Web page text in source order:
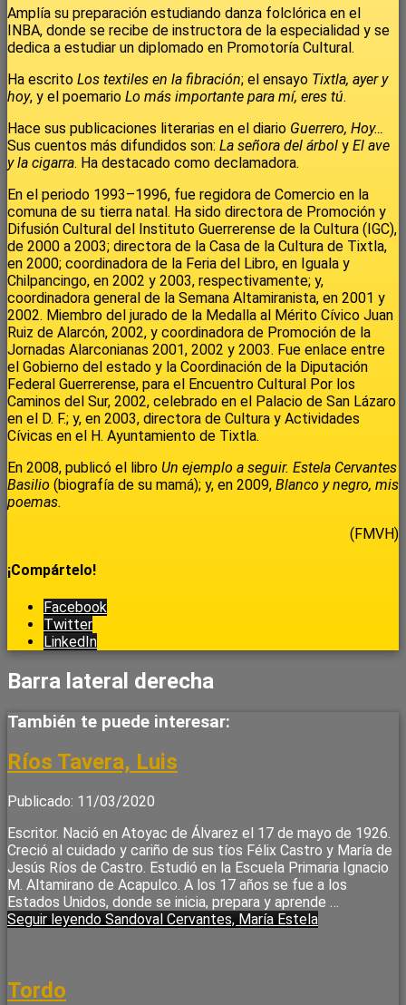
Amplía su preparación estudiando danza folclórica en el
INBA, donde se recibe de instructora de la especialidad y se
dedica a estudiar un diplomado en Promotoría Cultural.
Ha escrito Los textiles en la fibración; el ensayo Tixtla, ayer y
hoy, y el poemario Lo más importante para mí, eres tú.
Hace sus publicaciones literarias en el diario Guerrero, Hoy…
Sus cuentos más difundidos son: La señora del árbol y El ave
y la cigarra. Ha destacado como declamadora.
En el periodo 1993–1996, fue regidora de Comercio en la
comuna de su tierra natal. Ha sido directora de Promoción y
Difusión Cultural del Instituto Guerrerense de la Cultura (IGC),
de 2000 a 2003; directora de la Casa de la Cultura de Tixtla,
en 2000; coordinadora de la Feria del Libro, en Iguala y
Chilpancingo, en 2002 y 2003, respectivamente; y,
coordinadora general de la Semana Altamiranista, en 2001 y
2002. Miembro del jurado de la Medalla al Mérito Cívico Juan
Ruiz de Alarcón, 2002, y coordinadora de Promoción de la
Jornadas Alarconianas 2001, 2002 y 2003. Fue enlace entre
el Gobierno del estado y la Coordinación de la Diputación
Federal Guerrerense, para el Encuentro Cultural Por los
Caminos del Sur, 2002, celebrado en el Palacio de San Lázaro
en el D. F.; y, en 2003, directora de Cultura y Actividades
Cívicas en el H. Ayuntamiento de Tixtla.
En 2008, publicó el libro Un ejemplo a seguir. Estela Cervantes
Basilio (biografía de su mamá); y, en 2009, Blanco y negro, mis
poemas.
(FMVH)
¡Compártelo!
Facebook
Twitter
LinkedIn
Barra lateral derecha
También te puede interesar:
Ríos Tavera, Luis
Publicado: 11/03/2020
Escritor. Nació en Atoyac de Álvarez el 17 de mayo de 1926.
Creció al cuidado y cariño de sus tíos Félix Castro y María de
Jesús Ríos de Castro. Estudió en la Escuela Primaria Ignacio
M. Altamirano de Acapulco. A los 17 años se fue a los
Estados Unidos, donde se inicia, prepara y aprende …
Seguir leyendo Sandoval Cervantes, María Estela
Tordo